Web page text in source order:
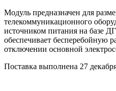
Модуль предназначен для
телекоммуникационного
источником питания на базе
обеспечивает бесперебойную
отключении основной
Поставка выполнена 27